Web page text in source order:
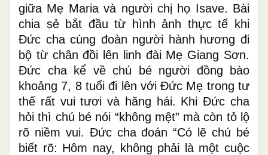
giữa Mẹ Maria và người chị họ Isave. Bài
chia sẻ bắt đầu từ hình ảnh thực tế khi
Đức cha cùng đoàn người hành hương đi
bộ từ chân đồi lên linh đài Mẹ Giang Sơn.
Đức cha kể về chú bé người đồng bào
khoảng 7, 8 tuổi đi lên với Đức Mẹ trong tư
thế rất vui tươi và hăng hái. Khi Đức cha
hỏi thì chú bé nói “không mệt” mà còn tỏ lộ
rõ niềm vui. Đức cha đoán “Có lẽ chú bé
biết rõ: Hôm nay, không phải là một cuộc